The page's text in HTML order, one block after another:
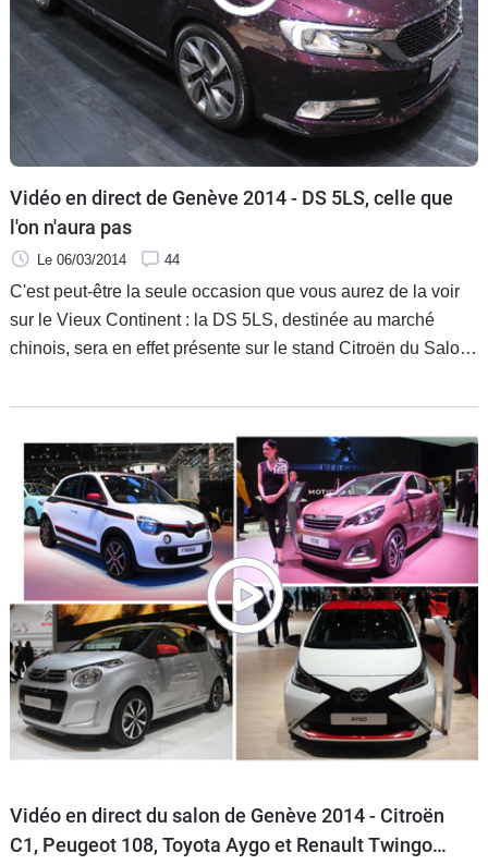
Vidéo en direct de Genève 2014 - DS 5LS, celle que
l'on n'aura pas
Le 06/03/2014 44
C'est peut-être la seule occasion que vous aurez de la voir
sur le Vieux Continent : la DS 5LS, destinée au marché
chinois, sera en effet présente sur le stand Citroën du Salon
Vidéo en direct du salon de Genève 2014 - Citroën
C1, Peugeot 108, Toyota Aygo et Renault Twingo